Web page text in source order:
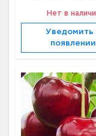
Нет в
Уведомить
появлении